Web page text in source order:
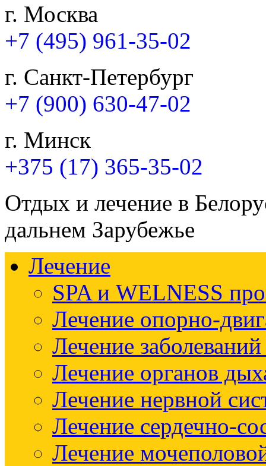
г. Москва
+7 (495) 961-35-02
г. Санкт-Петербург
+7 (900) 630-47-02
г. Минск
+375 (17) 365-35-02
Отдых и лечение в
дальнем Зарубежье
Лечение
SPA и WELNESS
Лечение опорно-
Лечение
Лечение органов
Лечение нервной
Лечение сердечно-
Лечение